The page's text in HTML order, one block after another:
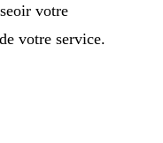
votre
votre service.